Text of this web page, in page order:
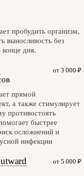
пробудить организм,
выносливость без
конце дня.
от 3 000 ₽
прямой
а также стимулирует
противостоять
быстрее
осложнений и
инфекции
от 5 000 ₽